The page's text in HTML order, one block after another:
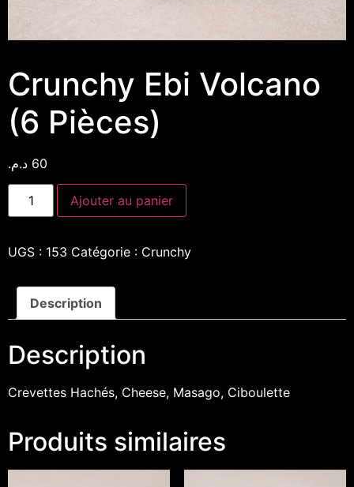
Crunchy Ebi Volcano
(6 Pièces)
60 د.م.
Ajouter au panier
UGS : 153 Catégorie : Crunchy
Description
Description
Crevettes Hachés, Cheese, Masago, Ciboulette
Produits similaires